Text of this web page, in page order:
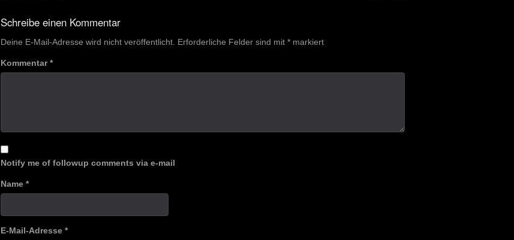
navigation
Schreibe einen Kommentar
Deine E-Mail-Adresse wird nicht veröffentlicht. Erforderliche Felder sind mit * markiert
Kommentar*
Notify me of followup comments via e-mail
Name *
E-Mail-Adresse *